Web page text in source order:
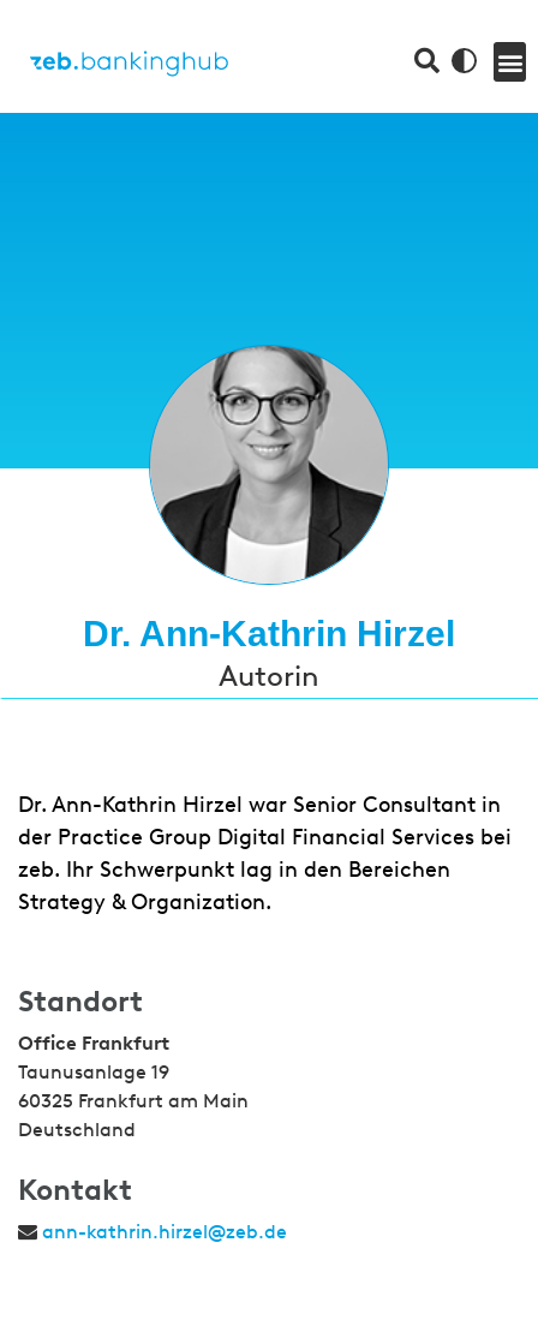
Dr. Ann-Kathrin Hirzel
Autorin
Dr. Ann-Kathrin Hirzel war Senior Consultant in
der Practice Group Digital Financial Services bei
zeb. Ihr Schwerpunkt lag in den Bereichen
Strategy & Organization.
Standort
Office Frankfurt
Taunusanlage 19
60325 Frankfurt am Main
Deutschland
Kontakt
ann-kathrin.hirzel@zeb.de